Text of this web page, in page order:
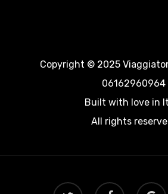
Copyright © 2025
06162960964
Built with love in
All rights
twitter facebook google-